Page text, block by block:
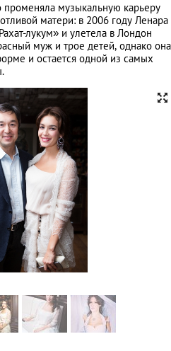
променяла музыкальную карьеру
матери: в 2006 году Ленара
лукум» и улетела в Лондон
муж и трое детей, однако она
и остается одной из самых